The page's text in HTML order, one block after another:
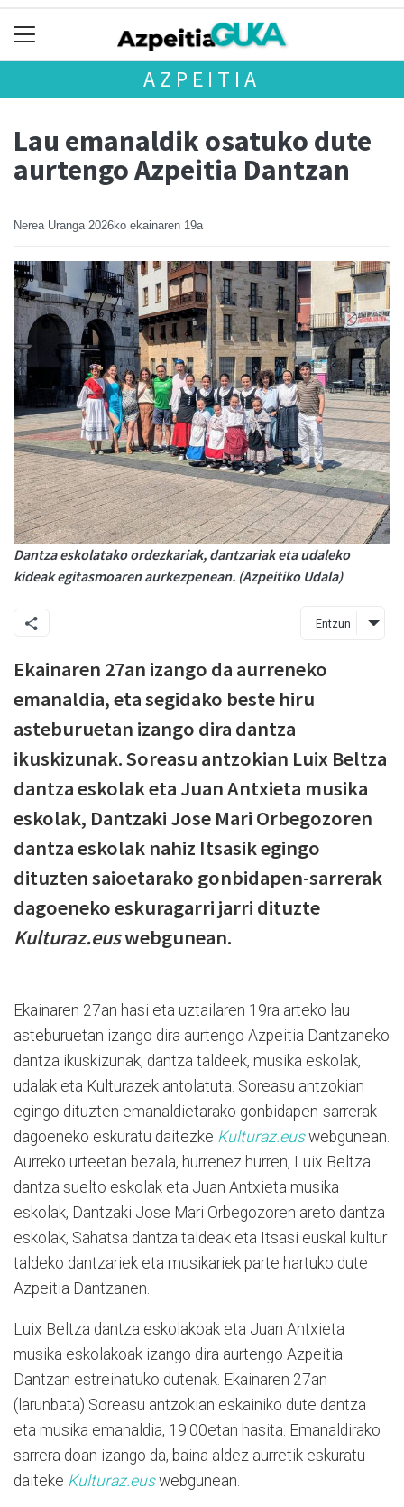
AZPEITIA
Lau emanaldik osatuko dute
aurtengo Azpeitia Dantzan
Nerea Uranga 2026ko ekainaren 19a
Dantza eskolatako ordezkariak, dantzariak eta udaleko
kideak egitasmoaren aurkezpenean. (Azpeitiko Udala)
Entzun
Ekainaren 27an izango da aurreneko
emanaldia, eta segidako beste hiru
asteburuetan izango dira dantza
ikuskizunak. Soreasu antzokian Luix Beltza
dantza eskolak eta Juan Antxieta musika
eskolak, Dantzaki Jose Mari Orbegozoren
dantza eskolak nahiz Itsasik egingo
dituzten saioetarako gonbidapen-sarrerak
dagoeneko eskuragarri jarri dituzte
Kulturaz.euswebgunean.
Ekainaren 27an hasi eta uztailaren 19ra arteko lau
asteburuetan izango dira aurtengo Azpeitia Dantzaneko
dantza ikuskizunak, dantza taldeek, musika eskolak,
udalak eta Kulturazek antolatuta. Soreasu antzokian
egingo dituzten emanaldietarako gonbidapen-sarrerak
dagoeneko eskuratu daitezke Kulturaz.eus webgunean.
Aurreko urteetan bezala, hurrenez hurren, Luix Beltza
dantza suelto eskolak eta Juan Antxieta musika
eskolak, Dantzaki Jose Mari Orbegozoren areto dantza
eskolak, Sahatsa dantza taldeak eta Itsasi euskal kultur
taldeko dantzariek eta musikariek parte hartuko dute
Azpeitia Dantzanen.
Luix Beltza dantza eskolakoak eta Juan Antxieta
musika eskolakoak izango dira aurtengo Azpeitia
Dantzan estreinatuko dutenak. Ekainaren 27an
(larunbata) Soreasu antzokian eskainiko dute dantza
eta musika emanaldia, 19:00etan hasita. Emanaldirako
sarrera doan izango da, baina aldez aurretik eskuratu
daiteke Kulturaz.euswebgunean.